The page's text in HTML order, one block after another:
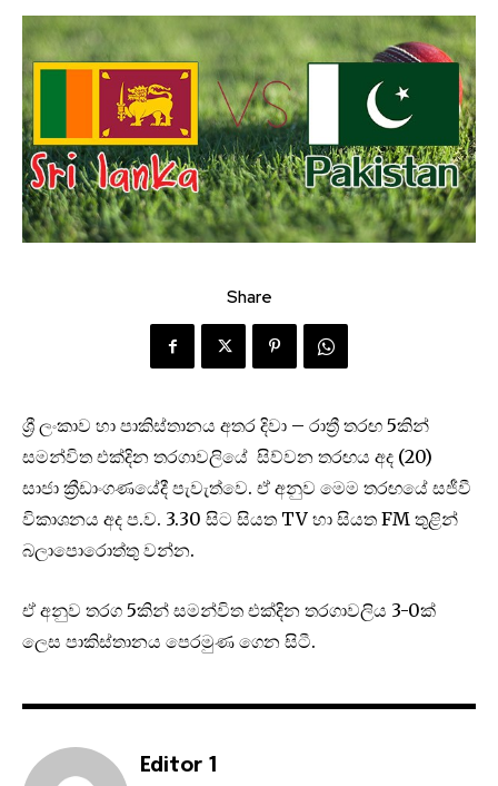
Share
ශ්‍රී ලංකාව හා පාකිස්තානය අතර දිවා – රාත්‍රී තරඟ 5කින්
සමන්විත එක්දින තරගාවලියේ සිව්වන තරඟය අද (20)
සාජා ක්‍රීඩාංගණයේදී පැවැත්ව‍ෙ. ඒ අනුව මෙම තරඟයේ සජීවී
විකාශනය අද ‍ප.ව. 3.30 සිට සියත TV හා සියත FM තුළින්
බලාපොරොත්තු වන්න.
ඒ අනුව තරග 5කින් සමන්විත එක්දින තරගාවලිය 3-0ක්
ලෙස පාකිස්තානය පෙරමුණ ගෙන සිටී.
Editor 1